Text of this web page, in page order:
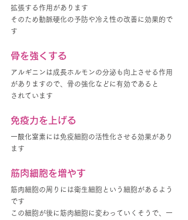
拡張する作用があります
そのため動脈硬化の予防や冷え性の改善に効果的で
す
骨を強くする
アルギニンは成長ホルモンの分泌も向上させる作用
がありますので、骨の強化などに有効であると
されています
免疫力を上げる
一酸化窒素には免疫細胞の活性化させる効果があり
ます
筋肉細胞を増やす
筋肉細胞の周りには衛生細胞という細胞があるよう
です
この細胞が後に筋肉細胞に変わっていくそうで、一